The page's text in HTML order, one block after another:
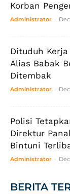
Korban
Administrator -
Dituduh
Alias Babak
Ditembak
Administrator -
Polisi
Direktur
Bintuni
Administrator -
BERITA